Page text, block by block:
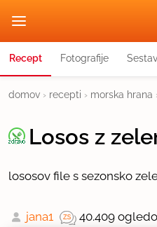
Recept Fotografije
domov › recepti › morska hrana
Losos z
lososov file s sezonsko
jana1 40.409